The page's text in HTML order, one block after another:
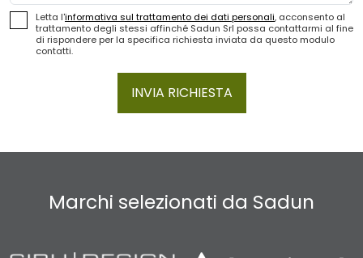
Letta l'informativa sul trattamento dei dati personali, acconsento al
trattamento degli stessi affinché Sadun Srl possa contattarmi al fine
di rispondere per la specifica richiesta inviata da questo modulo
contatti.
INVIA RICHIESTA
Marchi selezionati da Sadun